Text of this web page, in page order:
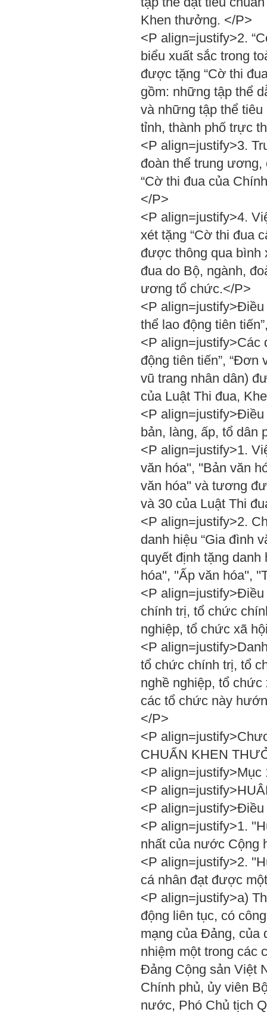
Khen thưởng. </P>
<P align=justify>2.
biểu xuất sắc trong
được tặng “Cờ thi
gồm: những tập thể
và những tập thể tiêu
tỉnh, thành phố trực
<P align=justify>3.
đoàn thể trung
“Cờ thi đua của
</P>
<P align=justify>4.
xét tặng “Cờ thi đua
được thông qua bình
đua do Bộ, ngành,
ương tổ chức.</P>
<P align=justify>Điều
thể lao động tiên
<P align=justify>Các
động tiên tiến”, “Đơn
vũ trang nhân dân)
của Luật Thi đua,
<P align=justify>Điều
bản, làng, ấp, tổ dân
<P align=justify>1.
văn hóa'', ''Bản văn
văn hóa'' và tương
và 30 của Luật Thi
<P align=justify>2.
danh hiệu “Gia đình
quyết định tặng danh
hóa'', ''Ấp văn hóa'',
<P
chính trị, tổ chức
nghiệp, tổ chức xã
<P
tổ chức chính trị, tổ
nghề nghiệp, tổ
các tổ chức này
</P>
<P
CHUẨN KHEN
<P align=justify>Mục
<P
<P align=justify>Điều
<P align=justify>1.
nhất của nước Cộng
<P align=justify>2.
cá nhân đạt được
<P align=justify>a)
động liên tục, có
mạng của Đảng, của
nhiệm một trong các
Đảng Cộng sản Việt
Chính phủ, ủy viên
nước, Phó Chủ tịch